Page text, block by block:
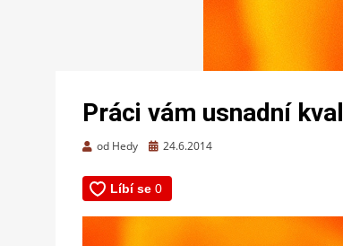
Práci vám usnadní
od Hedy
Zveřejněno
24.6.2014